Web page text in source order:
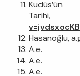
Tarihi,
Hasanoğlu,
A.e.
A.e.
A.e.